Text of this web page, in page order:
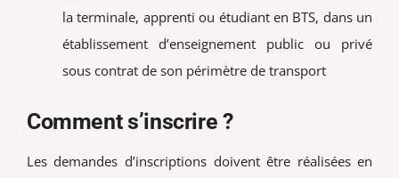
la terminale, apprenti ou étudiant en BTS, dans un
établissement d’enseignement public ou privé
sous contrat de son périmètre de transport
Comment s’inscrire ?
Les demandes d’inscriptions doivent être réalisées en